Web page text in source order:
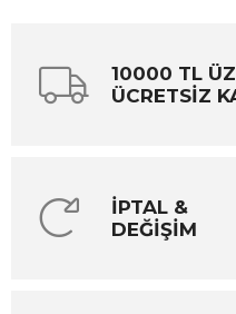
10000 TL
ÜCRETSİZ
İPTAL &
DEĞİŞİM